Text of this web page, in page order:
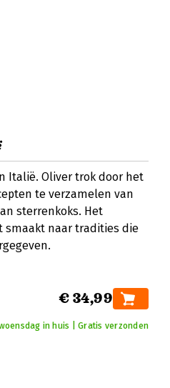
Italië. Oliver trok door het
te verzamelen van
sterrenkoks. Het
smaakt naar tradities die
€ 34,99
in huis | Gratis verzonden